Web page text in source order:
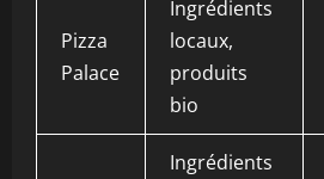
Pizza
Palace
Ingrédients
locaux,
produits
bio
Ingrédients